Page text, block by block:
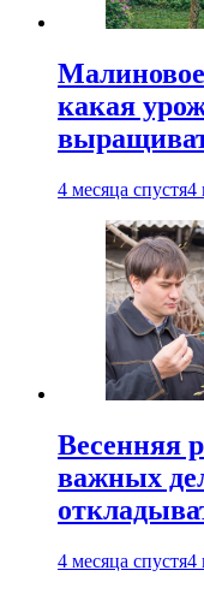
Малиновое
какая
4 месяца спустя4
Весенняя
важных
4 месяца спустя4